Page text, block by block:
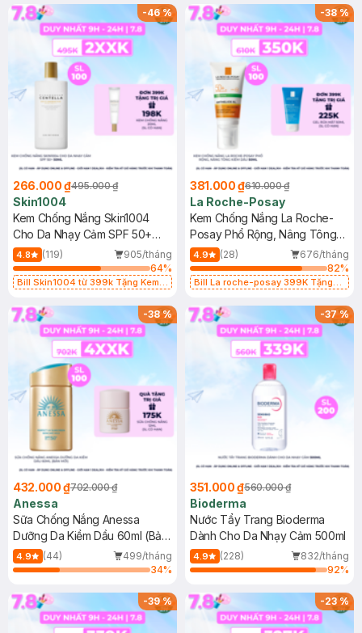
25ml (SL Có Hạn)
-46%
266.000 ₫495.000 ₫
Skin1004
Kem Chống Nắng Skin1004
Cho Da Nhạy Cảm SPF 50+
50ml
4.8 (119)
905/tháng
64%
Bill Skin1004 từ 399k Tặng Kem
SPF 50+ 20ml (SL Có Hạn)
-38%
381.000 ₫610.000 ₫
La Roche-Posay
Kem Chống Nắng La Roche-
Posay Phổ Rộng, Nâng Tông
Kiềm Dầu 50ml
4.9 (28)
676/tháng
82%
Bill La roche-posay 399K Tặng
(SL có hạn)
-38%
432.000 ₫702.000 ₫
Anessa
Sữa Chống Nắng Anessa
Dưỡng Da Kiềm Dầu 60ml (Bản
Mới)
4.9 (44)
499/tháng
34%
-37%
351.000 ₫560.000 ₫
Bioderma
Nước Tẩy Trang Bioderma
Dành Cho Da Nhạy Cảm 500ml
4.9 (228)
832/tháng
92%
-39% -23%